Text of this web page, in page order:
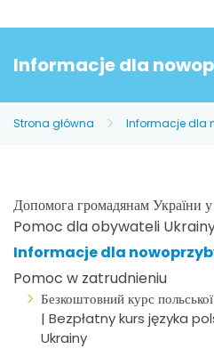
Informacje dla
Strona główna Informacje dla
Допомога громадянам України
Pomoc dla obywateli
Informacje dla
Pomoc w zatrudnieniu
Безкоштовний курс
| Bezpłatny kurs języka
Ukrainy